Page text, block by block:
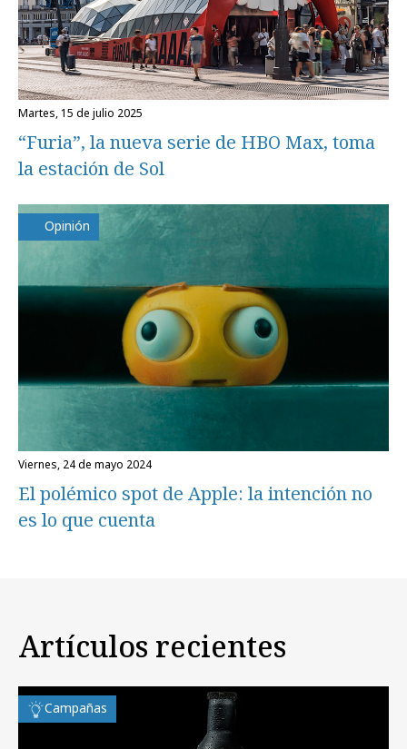
martes, 15 de julio 2025
“Furia”, la nueva serie de HBO Max, toma
la estación de Sol
Opinión
viernes, 24 de mayo 2024
El polémico spot de Apple: la intención no
es lo que cuenta
Artículos recientes
Campañas